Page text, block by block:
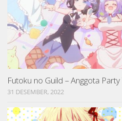
Futoku no Guild – Anggota
31 DESEMBER, 2022